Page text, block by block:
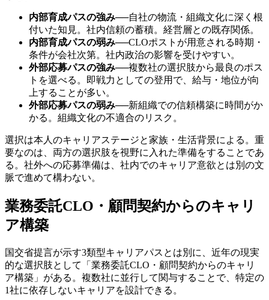
内部育成パスの強み──自社の物流・組織文化に深く根
付いた知見。社内信頼の蓄積。経営層との既存関係。
内部育成パスの弱み──CLOポストが用意される時期・
条件が会社次第。社内政治の影響を受けやすい。
外部応募パスの強み──複数社の選択肢から最良のポス
トを選べる。即戦力としての登用で、給与・地位が向
上することが多い。
外部応募パスの弱み──新組織での信頼構築に時間がか
かる。組織文化の不適合のリスク。
選択は本人のキャリアステージと家族・生活背景による。重
要なのは、両方の選択肢を視野に入れた準備をすることであ
る。社外への応募準備は、社内でのキャリア意欲とは別の文
脈で進めて構わない。
業務委託CLO・顧問契約からのキャリ
ア構築
国交省提言が示す3類型キャリアパスとは別に、近年の現実
的な選択肢として「業務委託CLO・顧問契約からのキャリ
ア構築」がある。複数社に並行して関与することで、特定の
1社に依存しないキャリアを設計できる。